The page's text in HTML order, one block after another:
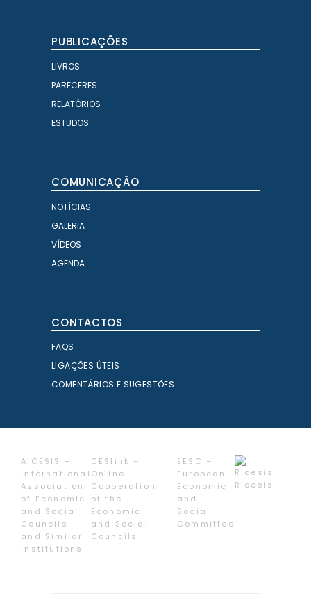
PUBLICAÇÕES
LIVROS
PARECERES
RELATÓRIOS
ESTUDOS
COMUNICAÇÃO
NOTÍCIAS
GALERIA
VÍDEOS
AGENDA
CONTACTOS
FAQS
LIGAÇÕES ÚTEIS
COMENTÁRIOS E SUGESTÕES
AICESIS –
International
Association
of Economic
and Social
Councils
and Similar
Institutions
CESlink –
Online
Cooperation
of the
Economic
and Social
Councils
EESC –
European
Economic
and
Social
Committee
Ricesis